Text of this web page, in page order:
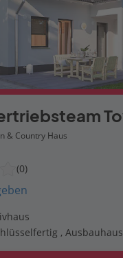
& Country Haus
(0)
Ausbauhaus